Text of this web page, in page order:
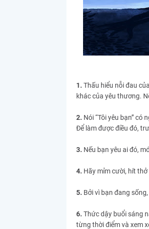
1. Thấu hiểu nỗi đau
khác của yêu thương.
2. Nói “Tôi yêu bạn” có
Để làm được điều đó,
3. Nếu bạn yêu ai đó,
4. Hãy mỉm cười, hít
5. Bởi vì bạn đang
6. Thức dậy buổi sáng
từng thời điểm và xem